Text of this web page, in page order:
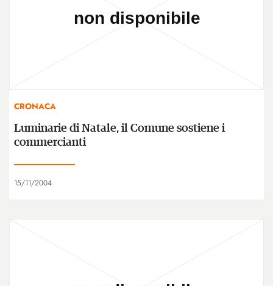
CRONACA
Luminarie di Natale, il Comune sostiene i
commercianti
15/11/2004